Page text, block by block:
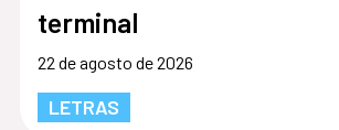
terminal
22 de agosto de 2026
LETRAS